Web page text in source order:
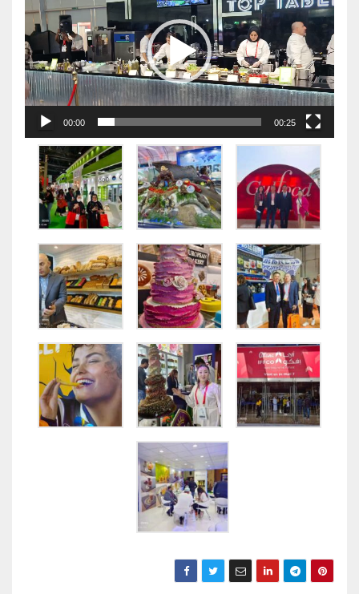
播
放
器
00:00 00:25